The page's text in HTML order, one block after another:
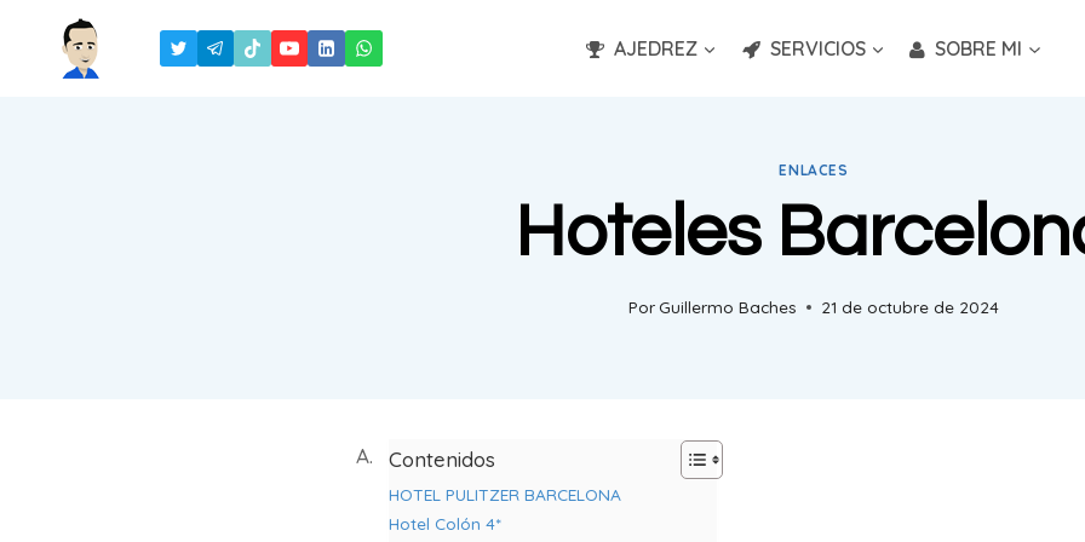
AJEDREZ SERVICIOS SOBRE MI
ENLACES
Hoteles
PorGuillermo Baches 21 de octubre de 2024
A. Contenidos
HOTEL PULITZER BARCELONA
Hotel Colón 4*